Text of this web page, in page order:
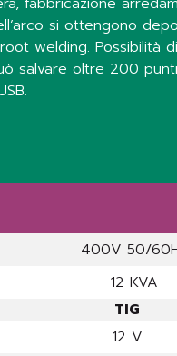
si ottengono
welding. Possibilità
salvare oltre 200
400V 50/
12 KVA
TIG
12 V